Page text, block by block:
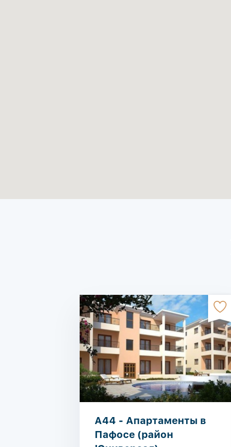
A44 - Апартаменты в
Пафосе (район